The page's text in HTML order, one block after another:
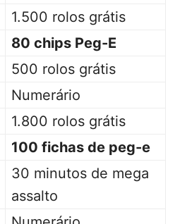
1.500 rolos grátis
80 chips Peg-E
500 rolos grátis
Numerário
1.800 rolos grátis
100 fichas de peg-e
30 minutos de mega
assalto